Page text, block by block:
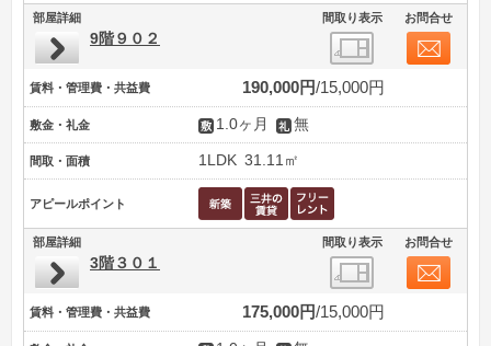
部屋詳細 間取り表示 お問合せ
9階９０２
賃料・管理費・共益費 190,000円 15,000円
敷金・礼金 1.0ヶ月 無
間取・面積 1LDK 31.11㎡
アピールポイント
部屋詳細 間取り表示 お問合せ
3階３０１
賃料・管理費・共益費 175,000円 15,000円